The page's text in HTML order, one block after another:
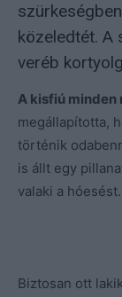
közeledtét. A
veréb
A kisfiú minden
megállapította,
történik
is állt egy
valaki a hóesést.
Biztosan ott